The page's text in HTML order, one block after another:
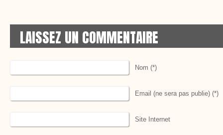
LAISSEZ UN COMMENTAIRE
Nom (*)
Email (ne sera pas publie) (*)
Site Internet